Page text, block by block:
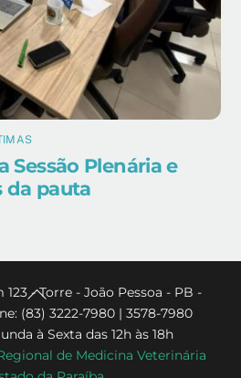
Sessão Plenária e
da pauta
Back
To
Top
- Torre - João Pessoa - PB -
(83) 3222-7980 | 3578-7980
à Sexta das 12h às 18h
de Medicina Veterinária